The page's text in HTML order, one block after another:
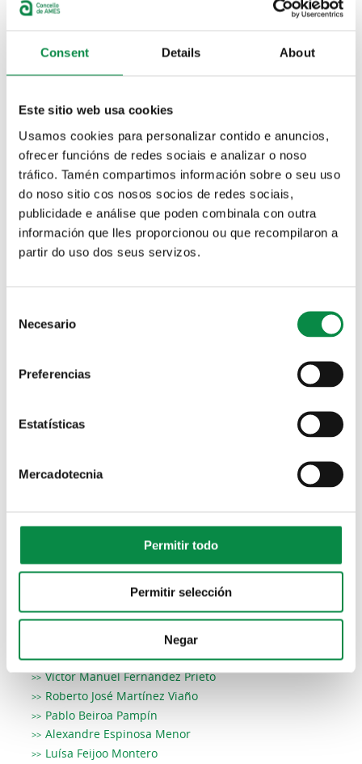
Consent Details About
Este sitio web usa cookies
Usamos cookies para personalizar contido e anuncios,
ofrecer funcións de redes sociais e analizar o noso
tráfico. Tamén compartimos información sobre o seu uso
do noso sitio cos nosos socios de redes sociais,
publicidade e análise que poden combinala con outra
información que lles proporcionou ou que recompilaron a
partir do uso dos seus servizos.
Selection
Necesario
Preferencias
Estatísticas
Mercadotecnia
Permitir todo
Permitir selección
Negar
María Belén Castro Montenegro
Escarlata Pampín López
Luísa Feijoo Montero
Comisión Informativa Permanente de Economía e Facenda
e Especial de Contas
Concelleiros/as
José Blas García Piñeiro
Susana Señorís Rodríguez
Ana Belén Paz García
María Oliva Agra Costoya
José Ramón Oulego Erroz
Comisión Informativa permanente de Benestar, Educación
Concelleiros/as
Uxía García Otero
Pablo Beiroa Pampín
Luísa Feijoo Montero
Comisión Informativa permanente de Desenvolvemento
Concelleiros/as
José Blas García Piñeiro
Gustavo Nieto Santiago
Víctor Manuel Fernández Prieto
Roberto José Martínez Viaño
Pablo Beiroa Pampín
Alexandre Espinosa Menor
Luísa Feijoo Montero